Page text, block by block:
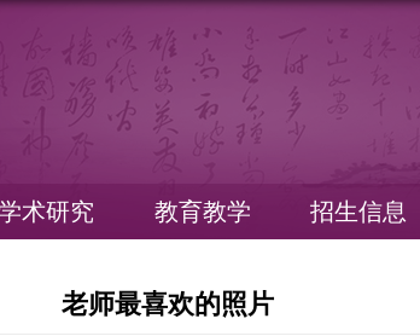
术研究 教育教学 招生信息
老师最喜欢的照片